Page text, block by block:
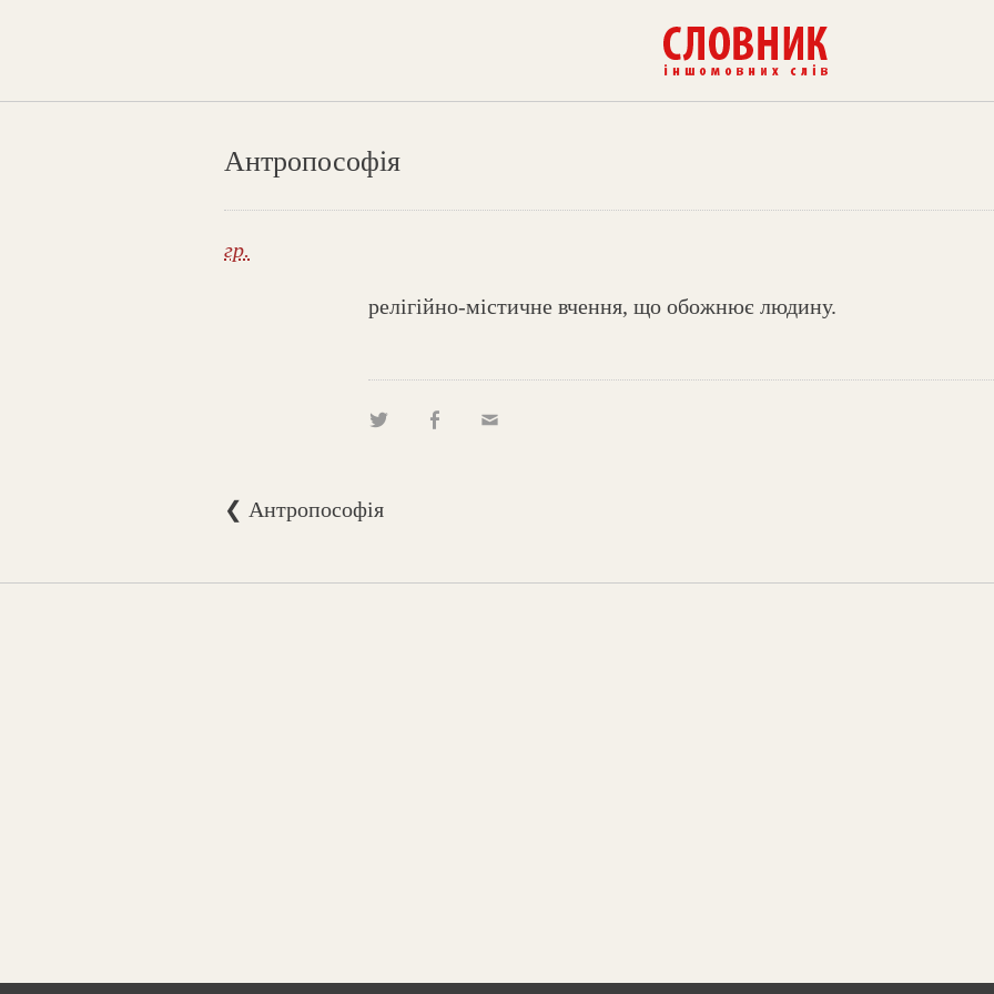
Антропософія
гр.
релігійно-містичне вчення, що обожнює людину.
❮ Антропософія